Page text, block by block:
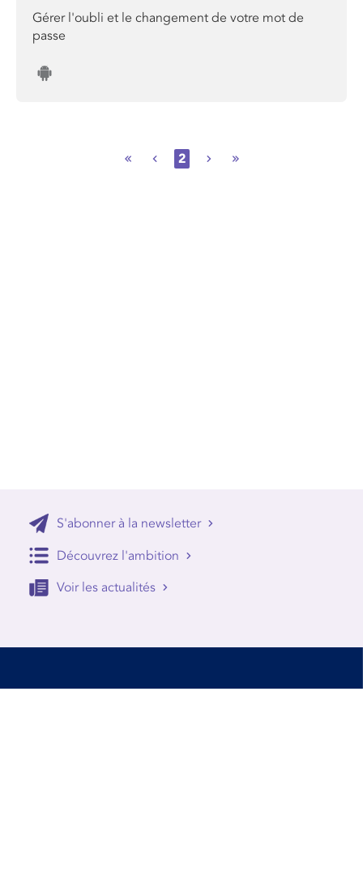
Gérer l'oubli et le changement de votre mot de
passe
2
S'abonner à la newsletter
Découvrez l'ambition
Voir les actualités